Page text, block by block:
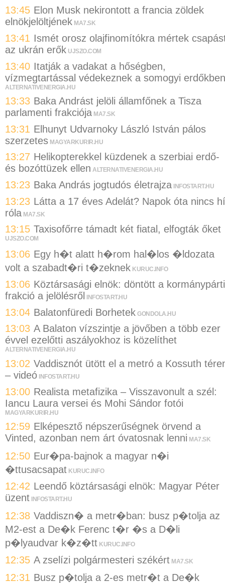
13:45 Elon Musk nekirontott a francia zöldek
elnökjelöltjének MA7.SK
13:41 Ismét orosz olajfinomítókra mértek
az ukrán erők UJSZO.COM
13:40 Itatják a vadakat a hőségben,
vízmegtartással védekeznek a somogyi erdőkben
ALTERNATIVENERGIA.HU
13:33 Baka Andrást jelöli államfőnek a Tisza
parlamenti frakciója MA7.SK
13:31 Elhunyt Udvarnoky László István pálos
szerzetes MAGYARKURIR.HU
13:27 Helikopterekkel küzdenek a szerbiai erdő-
és bozóttüzek ellen ALTERNATIVENERGIA.HU
13:23 Baka András jogtudós életrajza INFOSTART.HU
13:23 Látta a 17 éves Adelát? Napok óta nincs
róla MA7.SK
13:15 Taxisofőrre támadt két fiatal, elfogták őket
UJSZO.COM
13:06 Egy h�t alatt h�rom hal�los �ldozata
volt a szabadt�ri t�zeknek KURUC.INFO
13:06 Köztársasági elnök: döntött a kormánypárti
frakció a jelölésről
INFOSTART.HU
13:04 Balatonfüredi Borhetek GONDOLA.HU
13:03 A Balaton vízszintje a jövőben a több ezer
évvel ezelőtti aszályokhoz is közelíthet
ALTERNATIVENERGIA.HU
13:02 Vaddisznót ütött el a metró a Kossuth
– videó INFOSTART.HU
13:00 Realista metafizika – Visszavonult a szél:
Iancu Laura versei és Mohi Sándor fotói
MAGYARKURIR.HU
12:59 Elképesztő népszerűségnek örvend a
Vinted, azonban nem árt óvatosnak lenni MA7.SK
12:50 Eur�pa-bajnok a magyar n�i
�ttusacsapat KURUC.INFO
12:42 Leendő köztársasági elnök: Magyar Péter
üzent INFOSTART.HU
12:38 Vaddiszn� a metr�ban: busz p�tolja az
M2-est a De�k Ferenc t�r �s a D�li
p�lyaudvar k�z�tt KURUC.INFO
12:35 A zselízi polgármesteri székért MA7.SK
12:31 Busz p�tolja a 2-es metr�t a De�k